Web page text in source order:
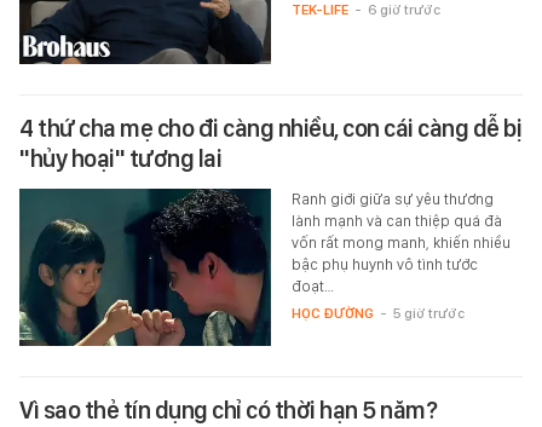
TEK-LIFE - 6 giờ trước
4 thứ cha mẹ cho đi càng nhiều, con cái càng dễ bị
"hủy hoại" tương lai
Ranh giới giữa sự yêu thương
lành mạnh và can thiệp quá đà
vốn rất mong manh, khiến nhiều
bậc phụ huynh vô tình tước
đoạt…
HỌC ĐƯỜNG - 5 giờ trước
Vì sao thẻ tín dụng chỉ có thời hạn 5 năm?